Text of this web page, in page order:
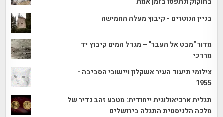
בניין הנוטרים - קיבוץ מעלה החמישה
מדור "מבט אל העבר" – מגדל המים קיבוץ יד
מרדכי
צילומי תיעוד העיר אשקלון ויישובי הסביבה -
1955
תגלית ארכיאולוגית ייחודית: מטבע זהב נדיר של
מלכה הלניסטית התגלה בירושלים